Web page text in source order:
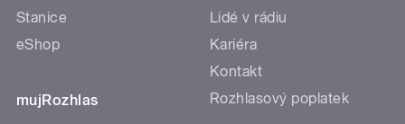
Stanice
eShop
mujRozhlas
Lidé v rádiu
Kariéra
Kontakt
Rozhlasový poplatek